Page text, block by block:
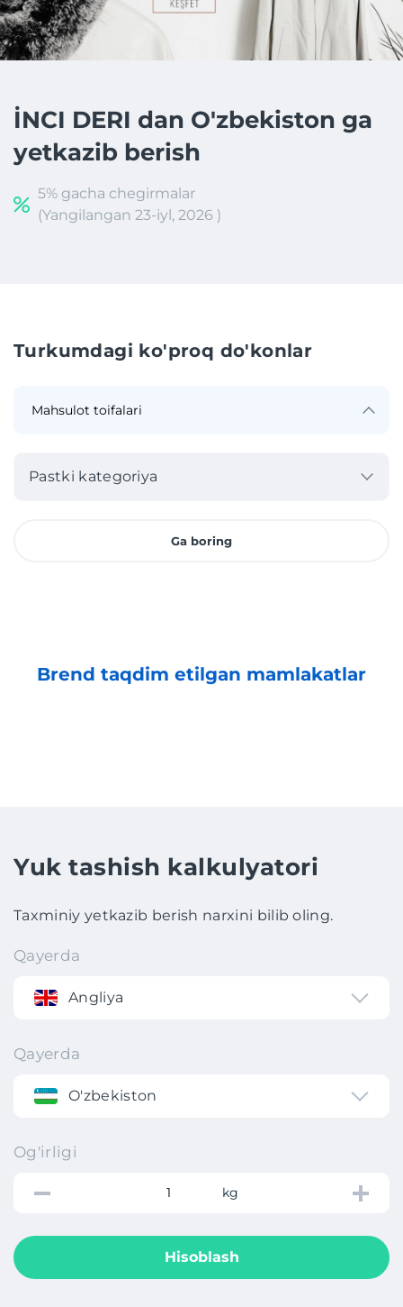
İNCI DERI dan O'zbekiston ga
yetkazib berish
5% gacha chegirmalar
(Yangilangan 23-iyl, 2026 )
Turkumdagi ko'proq do'konlar
Pastki kategoriya
Ga boring
Brend taqdim etilgan mamlakatlar
Yuk tashish kalkulyatori
Taxminiy yetkazib berish narxini bilib oling.
Qayerda
Angliya
Qayerda
O'zbekiston
Og'irligi
kg
Hisoblash